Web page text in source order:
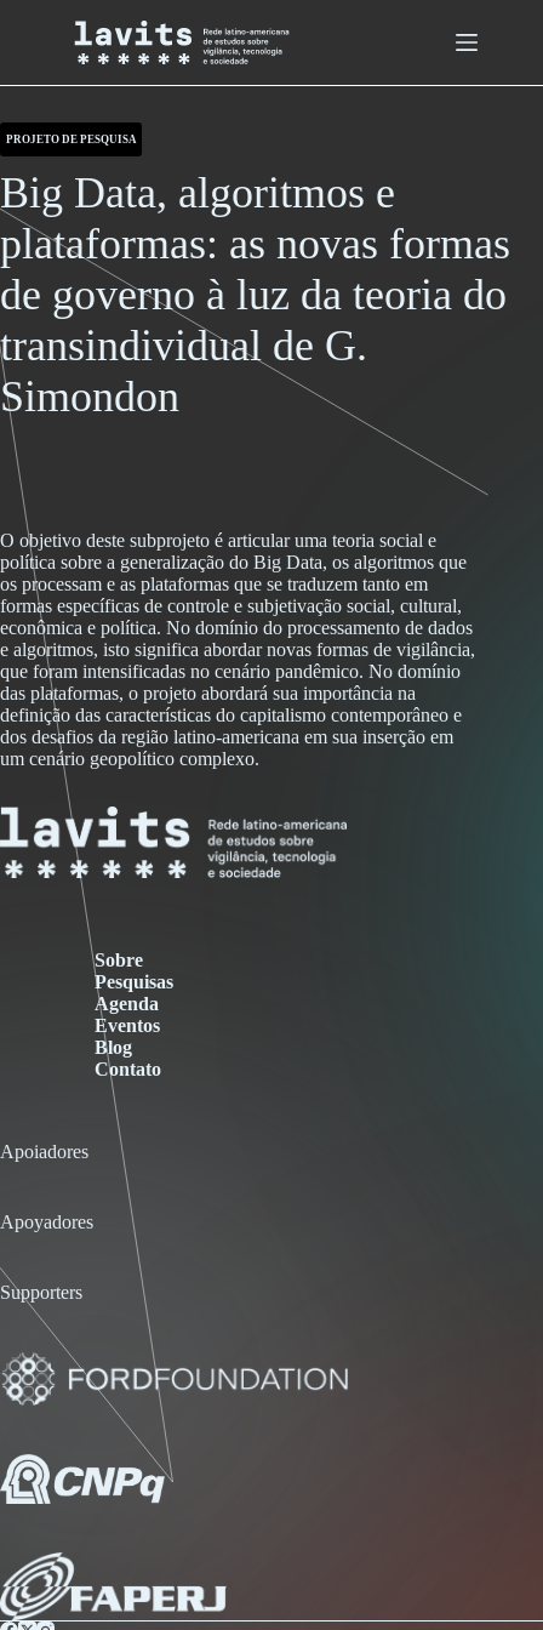
PROJETO DE PESQUISA
Big Data, algoritmos e
plataformas: as novas formas
de governo à luz da teoria do
transindividual de G.
Simondon
O objetivo deste subprojeto é articular uma teoria social e
política sobre a generalização do Big Data, os algoritmos que
os processam e as plataformas que se traduzem tanto em
formas específicas de controle e subjetivação social, cultural,
econômica e política. No domínio do processamento de dados
e algoritmos, isto significa abordar novas formas de vigilância,
que foram intensificadas no cenário pandêmico. No domínio
das plataformas, o projeto abordará sua importância na
definição das características do capitalismo contemporâneo e
dos desafios da região latino-americana em sua inserção em
um cenário geopolítico complexo.
Sobre
Pesquisas
Agenda
Eventos
Blog
Contato
Apoiadores
Apoyadores
Supporters